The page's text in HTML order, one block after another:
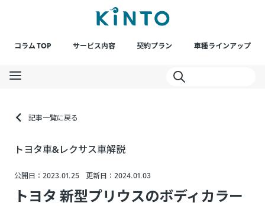
コラム TOP サービス内容 契約プラン 車種ラインアップ
記事一覧に戻る
トヨタ車&レクサス車解説
公開日：2023.01.25 更新日：2024.01.03
トヨタ 新型プリウスのボディカラー